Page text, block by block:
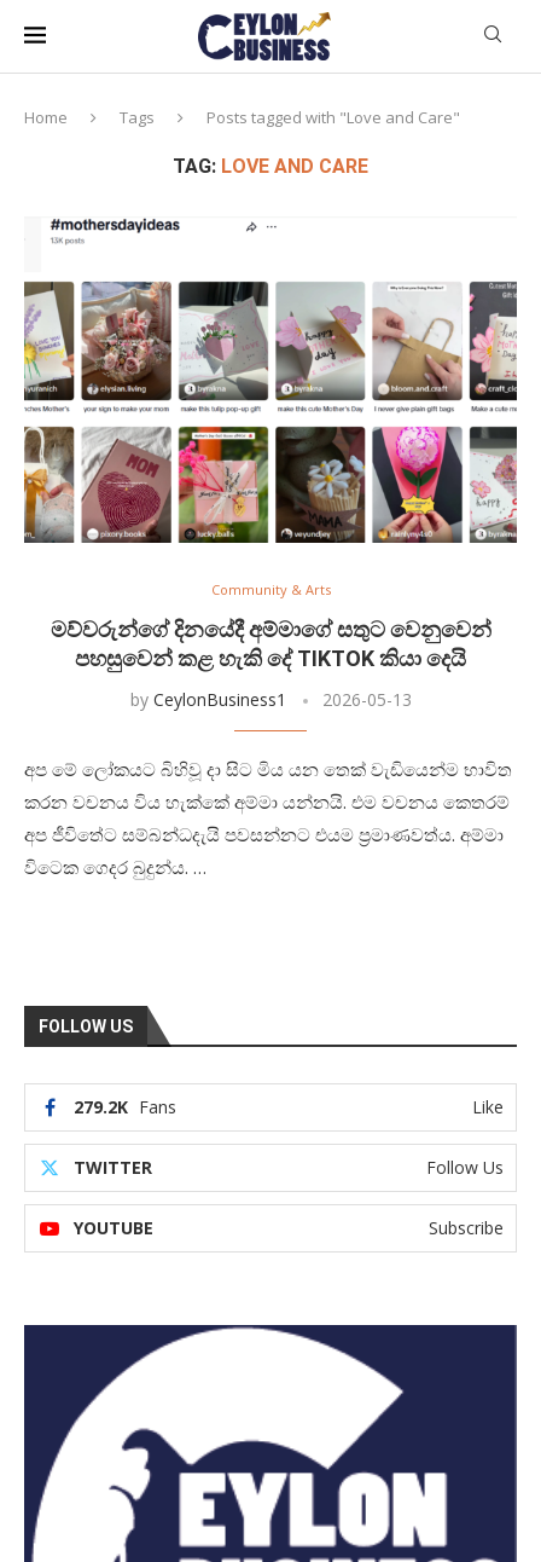
Home Tags Posts tagged with "Love and Care"
TAG: LOVE AND CARE
Community & Arts
මව්වරුන්ගේ දිනයේදී අම්මාගේ සතුට වෙනුවෙන්
පහසුවෙන් කළ හැකි දේ TIKTOK කියා දෙයි
by CeylonBusiness1 2026-05-13
අප මේ ලෝකයට බිහිවූ දා සිට මිය යන තෙක් වැඩියෙන්ම භාවිත
කරන වචනය විය හැක්කේ අම්මා යන්නයි. එම වචනය කෙතරම්
අප ජීවිතේට සම්බන්ධදැයි පවසන්නට එයම ප්‍රමාණවත්ය. අම්මා
විටෙක ගෙදර බුදුන්ය. …
FOLLOW US
279.2K Fans Like
TWITTER Follow Us
YOUTUBE Subscribe